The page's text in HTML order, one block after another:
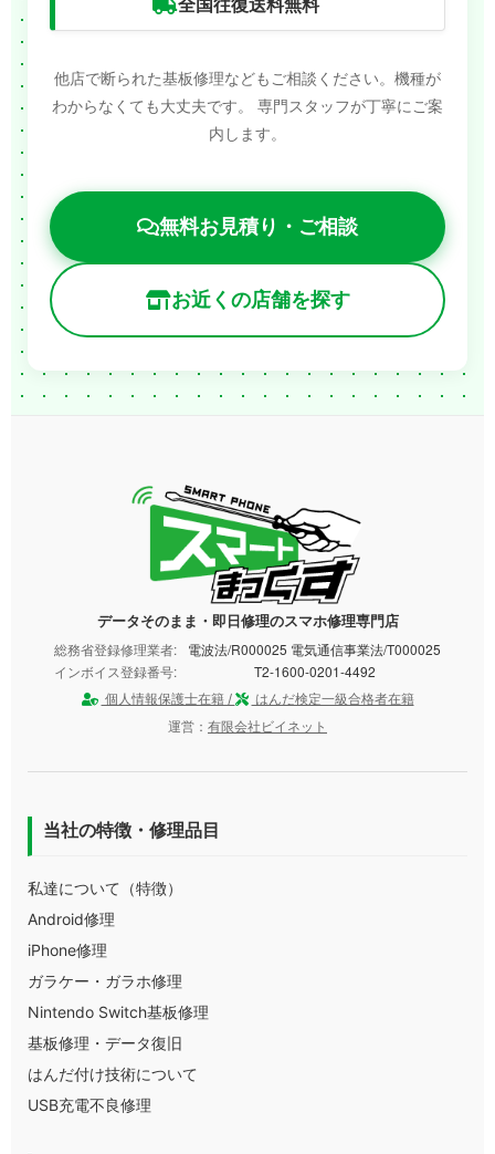
他店で断られた基板修理などもご相談ください。機種が
わからなくても大丈夫です。
専門スタッフが丁寧にご案
内します。
無料お見積り・ご相談
お近くの店舗を探す
データそのまま・即日修理のスマホ修理専門店
総務省登録修理業者:
電波法/R000025 電気通信事業法/T000025
インボイス登録番号:
T2-1600-0201-4492
個人情報保護士在籍 /
はんだ検定一級合格者在籍
運営： 有限会社ビイネット
当社の特徴・修理品目
私達について（特徴）
Android修理
iPhone修理
ガラケー・ガラホ修理
Nintendo Switch基板修理
基板修理・データ復旧
はんだ付け技術について
USB充電不良修理